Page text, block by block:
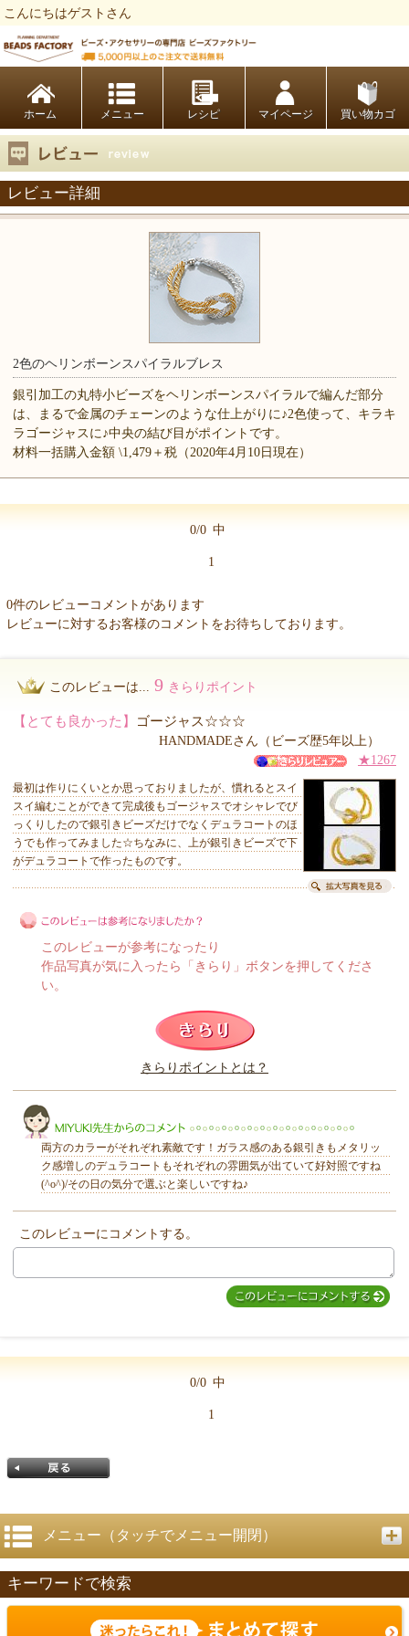
こんにちはゲストさん
ホーム レシピ マイページ 買い物カゴ
レビュー詳細
2色のヘリンボーンスパイラルブレス
銀引加工の丸特小ビーズをヘリンボーンスパイラルで編んだ部分
は、まるで金属のチェーンのような仕上がりに♪2色使って、キラキ
ラゴージャスに♪中央の結び目がポイントです。
材料一括購入金額 \1,479＋税（2020年4月10日現在）
0/0 中
1
0件のレビューコメントがあります
レビューに対するお客様のコメントをお待ちしております。
このレビューは... 9 きらりポイント
【とても良かった】 ゴージャス☆☆☆
HANDMADEさん（ビーズ歴5年以上）
★1267
最初は作りにくいとか思っておりましたが、慣れるとスイ
スイ編むことができて完成後もゴージャスでオシャレでび
っくりしたので銀引きビーズだけでなくデュラコートのほ
うでも作ってみました☆ちなみに、上が銀引きビーズで下
がデュラコートで作ったものです。
このレビューは参考になりましたか？
このレビューが参考になったり
作品写真が気に入ったら「きらり」ボタンを押してくださ
い。
きらりポイントとは？
MIYUKI先生からのコメント
両方のカラーがそれぞれ素敵です！ガラス感のある銀引きもメタリッ
ク感増しのデュラコートもそれぞれの雰囲気が出ていて好対照ですね
(^o^)/その日の気分で選ぶと楽しいですね♪
このレビューにコメントする。
0/0 中
1
戻る
メニュー（タッチでメニュー開閉）
キーワードで検索